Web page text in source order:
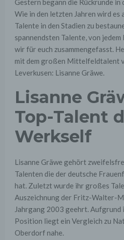
Gestern begann die Rückrunde
Wie in den letzten Jahren wird
Talente in den Stadien zu
spannendsten Talente, von jedem
wir für euch zusammengefasst.
mit dem großen Mittelfeldtalent
Leverkusen: Lisanne Gräwe.
Lisanne
Top-Talent
Werkself
Lisanne Gräwe gehört
Talenten die der deutsche
hat. Zuletzt wurde ihr großes
Auszeichnung der Fritz-Walter-
Jahrgang 2003 geehrt. Aufgrund
Position liegt ein Vergleich zu
Oberdorf nahe.